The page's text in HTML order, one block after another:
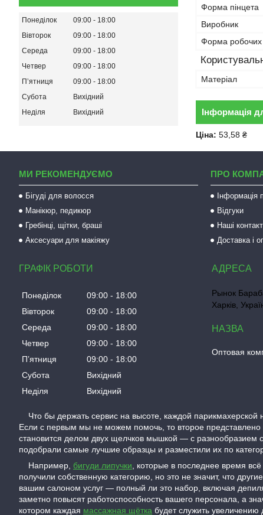
Форма пінцета
Виробник
Форма робочих
Матеріал
Інформація
Ціна: 53,58 ₴
Понеділок 09:00
18:00
Вівторок
09:00
18:00
Середа
09:00
18:00
Четвер
09:00
18:00
Пʼятниця
09:00
18:00
Субота
Вихідний
Неділя
Вихідний
МИ РЕКОМЕНДУЄМО
Бігуді для волосся
Манікюр, педикюр
Гребінці, щітки, браші
Аксесуари для макіяжу
ПРО
Інформація
Відгуки
Наші
Доставка і
ГРАФІК РОБОТИ
Понеділок 09:00
18:00
Вівторок
09:00
18:00
Середа
09:00
18:00
Четвер
09:00
18:00
Пʼятниця
09:00
18:00
Субота
Вихідний
Неділя
Вихідний
Рынок
Харків,
Оптовая
Что бы держать сервис на высоте, каждой парикмахерской
Если с первым мы не можем помочь, то второе
становится делом двух щелчков мышкой — с
подобрали самые лучшие образцы и разместили их по
Например, бигуди липучки , которые в последнее время
получили собственную категорию, но это не значит, что
вашим салоном услуг — полный ли это набор, включая
заметно повысят работоспособность вашего персонала, а
котором каждая массажная щётка будет служить